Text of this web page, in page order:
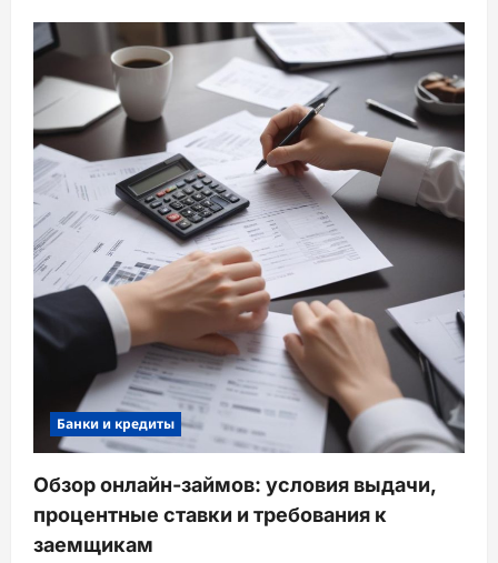
Банки и кредиты
Обзор онлайн-займов: условия выдачи,
процентные ставки и требования к
заемщикам